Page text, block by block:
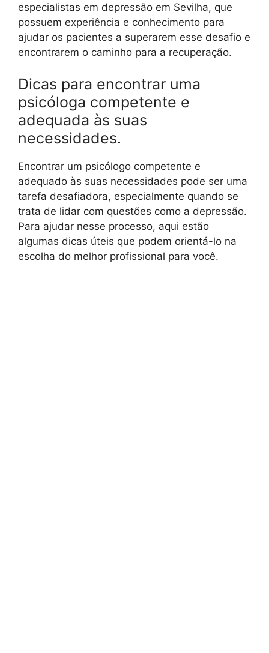
especialistas em depressão em Sevilha, que
possuem experiência e conhecimento para
ajudar os pacientes a superarem esse desafio e
encontrarem o caminho para a recuperação.
Dicas para encontrar uma
psicóloga competente e
adequada às suas
necessidades.
Encontrar um psicólogo competente e
adequado às suas necessidades pode ser uma
tarefa desafiadora, especialmente quando se
trata de lidar com questões como a depressão.
Para ajudar nesse processo, aqui estão
algumas dicas úteis que podem orientá-lo na
escolha do melhor profissional para você.